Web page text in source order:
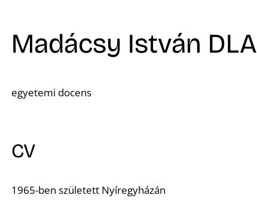
Madácsy István DLA
egyetemi docens
CV
1965-ben született Nyíregyházán